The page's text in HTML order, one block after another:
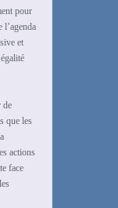
pour
l’agenda
et
de
que les
actions
face